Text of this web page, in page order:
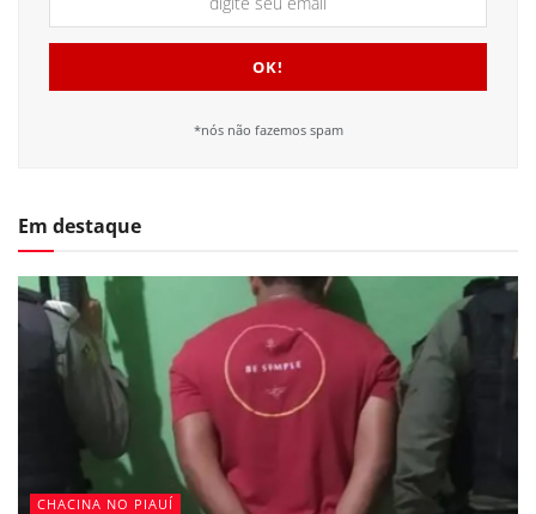
*nós não fazemos spam
Em destaque
CHACINA NO PIAUÍ